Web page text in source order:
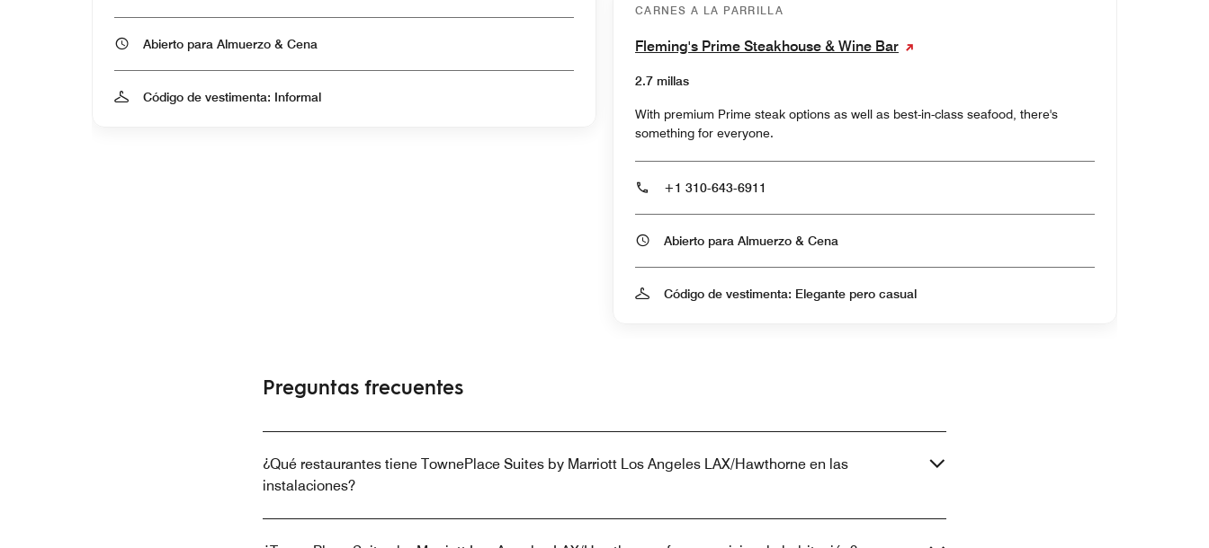
Abierto para Almuerzo & Cena
Código de vestimenta: Informal
CARNES A LA PARRILLA
Fleming's Prime Steakhouse & Wine Bar
2.7 millas
With premium Prime steak options as well as best-in-class seafood, there's
something for everyone.
+1 310-643-6911
Abierto para Almuerzo & Cena
Código de vestimenta: Elegante pero casual
Preguntas frecuentes
¿Qué restaurantes tiene TownePlace Suites by Marriott Los Angeles LAX/Hawthorne en las
instalaciones?